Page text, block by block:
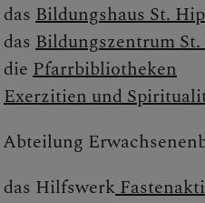
das Bildungshaus St.
das Bildungszentrum
die Pfarrbibliotheken
Exerzitien und
das Hilfswerk